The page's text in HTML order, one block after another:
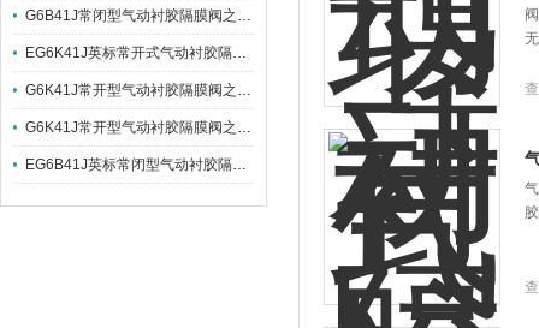
G6B41J常闭型气动衬胶隔膜阀之产品工作原理与优点
EG6K41J英标常开式气动衬胶隔膜阀之产品工作原理与连接尺寸
G6K41J常开型气动衬胶隔膜阀之产品工作原理与结构特点
G6K41J常开型气动衬胶隔膜阀之产品优特点与应用
EG6B41J英标常闭型气动衬胶隔膜阀之产品工作原理与应用